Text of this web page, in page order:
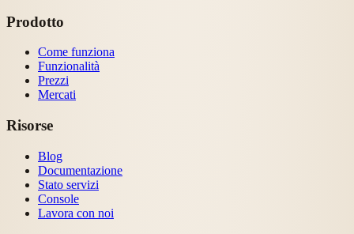
Prodotto
Come funziona
Funzionalità
Prezzi
Mercati
Risorse
Blog
Documentazione
Stato servizi
Console
Lavora con noi